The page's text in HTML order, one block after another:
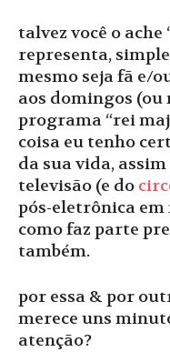
talvez você o ache
representa,
mesmo seja fã e/
aos domingos (ou
programa “rei
coisa eu tenho
da sua vida,
televisão (e do
pós-eletrônica
como faz parte
também.
por essa & por
merece uns
atenção?